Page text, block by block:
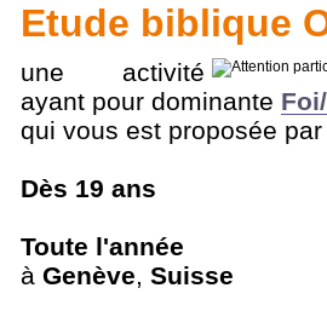
Etude biblique
une activité
ayant pour dominante
qui vous est proposée
Dès 19 ans
Toute l'année
à Genève, Suisse